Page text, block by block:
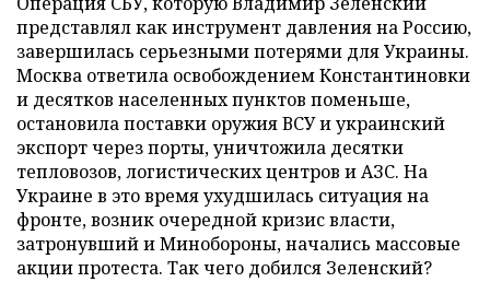
представлял как инструмент давления на Россию,
завершилась серьезными потерями для Украины.
Москва ответила освобождением Константиновки
и десятков населенных пунктов поменьше,
остановила поставки оружия ВСУ и украинский
экспорт через порты, уничтожила десятки
тепловозов, логистических центров и АЗС. На
Украине в это время ухудшилась ситуация на
фронте, возник очередной кризис власти,
затронувший и Минобороны, начались массовые
акции протеста. Так чего добился Зеленский?